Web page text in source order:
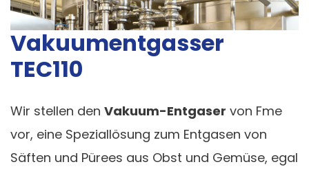
Vakuumentgasser
TEC110
Wir stellen den Vakuum-Entgaser von Fme
vor, eine Speziallösung zum Entgasen von
Säften und Pürees aus Obst und Gemüse, egal